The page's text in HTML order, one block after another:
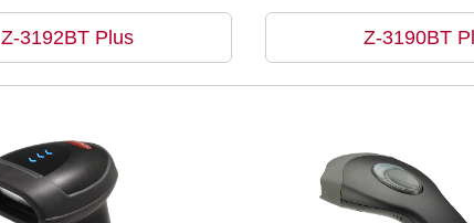
Z-3192BT Plus Z-3190BT